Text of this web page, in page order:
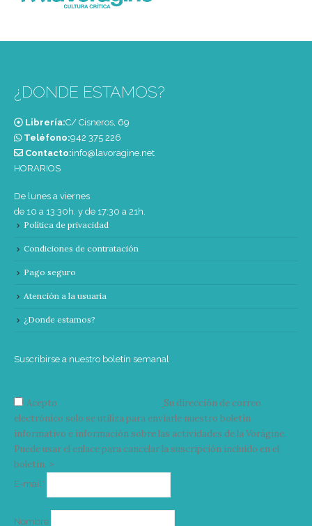
¿DONDE ESTAMOS?
Librería:C/ Cisneros, 69
Teléfono:‭942 375 226‬
Contacto:info@lavoragine.net
HORARIOS
De lunes a viernes
de 10 a 13:30h. y de 17:30 a 21h.
Política de privacidad
Condiciones de contratación
Pago seguro
Atención a la usuaria
¿Donde estamos?
Suscribirse a nuestro boletín semanal
Acepto
Su dirección de correo
electrónico solo se utiliza para enviarle nuestro boletín
informativo e información sobre las actividades de la Vorágine.
Puede usar el enlace para cancelar la suscripción incluido en el
boletín. >
E-mail*
Nombre